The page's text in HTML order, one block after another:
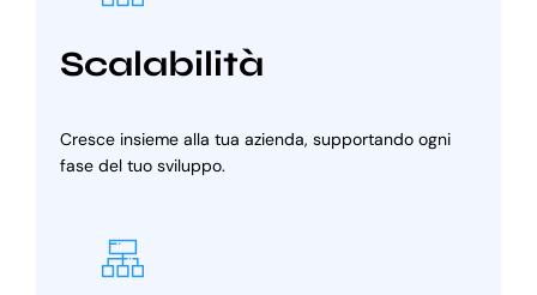
Scalabilità
Cresce insieme alla tua azienda, supportando ogni
fase del tuo sviluppo.